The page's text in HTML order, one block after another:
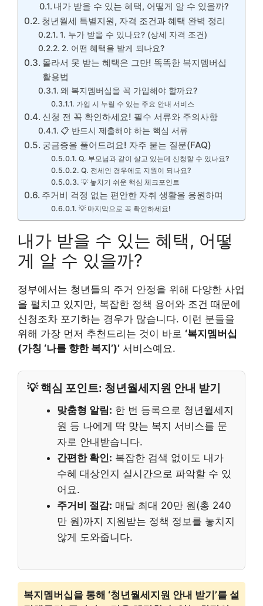
내가 받을 수 있는 혜택, 어떻게 알 수 있을까?
청년월세 특별지원, 자격 조건과 혜택 완벽 정리
1. 누가 받을 수 있나요? (상세 자격 조건)
2. 어떤 혜택을 받게 되나요?
몰라서 못 받는 혜택은 그만! 똑똑한 복지멤버십
활용법
왜 복지멤버십을 꼭 가입해야 할까요?
가입 시 누릴 수 있는 주요 안내 서비스
신청 전 꼭 확인하세요! 필수 서류와 주의사항
📋 반드시 제출해야 하는 핵심 서류
궁금증을 풀어드려요! 자주 묻는 질문(FAQ)
Q. 부모님과 같이 살고 있는데 신청할 수 있나요?
Q. 전세인 경우에도 지원이 되나요?
💡 놓치기 쉬운 핵심 체크포인트
주거비 걱정 없는 편안한 자취 생활을 응원하며
💡 마지막으로 꼭 확인하세요!
내가 받을 수 있는 혜택, 어떻
게 알 수 있을까?
정부에서는 청년들의 주거 안정을 위해 다양한 사업
을 펼치고 있지만, 복잡한 정책 용어와 조건 때문에
신청조차 포기하는 경우가 많습니다. 이런 분들을
위해 가장 먼저 추천드리는 것이 바로 ‘복지멤버십
(가칭 ‘나를 향한 복지’)’ 서비스예요.
💡 핵심 포인트: 청년월세지원 안내 받기
맞춤형 알림: 한 번 등록으로 청년월세지
원 등 나에게 딱 맞는 복지 서비스를 문
자로 안내받습니다.
간편한 확인: 복잡한 검색 없이도 내가
수혜 대상인지 실시간으로 파악할 수 있
어요.
주거비 절감: 매달 최대 20만 원(총 240
만 원)까지 지원받는 정책 정보를 놓치지
않게 도와줍니다.
복지멤버십을 통해 ‘청년월세지원 안내 받기’를 설